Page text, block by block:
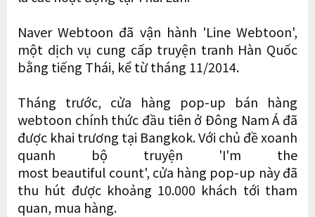
Naver Webtoon đã vận hành 'Line Webtoon',
một dịch vụ cung cấp truyện tranh Hàn Quốc
bằng tiếng Thái, kể từ tháng 11/2014.
Tháng trước, cửa hàng pop-up bán hàng
webtoon chính thức đầu tiên ở Đông Nam Á đã
được khai trương tại Bangkok. Với chủ đề xoanh
quanh bộ truyện 'I'm the
most beautiful count', cửa hàng pop-up này đã
thu hút được khoảng 10.000 khách tới tham
quan, mua hàng.